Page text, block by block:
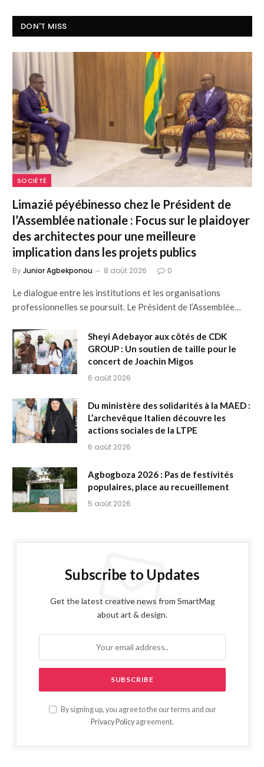
DON'T MISS
SOCIÉTÉ
Limazié péyébinesso chez le Président de
l’Assemblée nationale : Focus sur le plaidoyer
des architectes pour une meilleure
implication dans les projets publics
ByJunior Agbekponou 8 août 2026 0
Le dialogue entre les institutions et les organisations
professionnelles se poursuit. Le Président de l’Assemblée…
Sheyi Adebayor aux côtés de CDK
GROUP : Un soutien de taille pour le
concert de Joachin Migos
6 août 2026
Du ministère des solidarités à la MAED :
L’archevêque Italien découvre les
actions sociales de la LTPE
6 août 2026
Agbogboza 2026 : Pas de festivités
populaires, place au recueillement
5 août 2026
Subscribe to Updates
Get the latest creative news from SmartMag
about art & design.
By signing up, you agree to the our terms and our
Privacy Policy agreement.